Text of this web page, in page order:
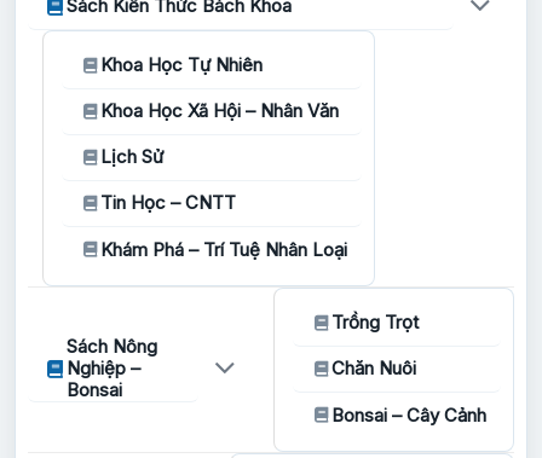
Sách Kiến Thức Bách Khoa
Khoa Học Tự Nhiên
Khoa Học Xã Hội – Nhân Văn
Lịch Sử
Tin Học – CNTT
Khám Phá – Trí Tuệ Nhân Loại
Sách Nông
Nghiệp –
Bonsai
Trồng Trọt
Chăn Nuôi
Bonsai – Cây Cảnh